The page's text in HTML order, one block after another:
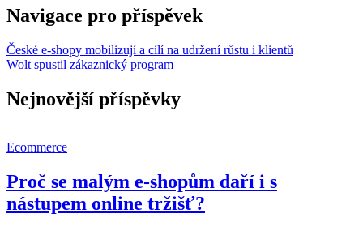
Navigace pro příspěvek
České e-shopy mobilizují a cílí na udržení růstu i klientů
Wolt spustil zákaznický program
Nejnovější příspěvky
Ecommerce
Proč se malým e-shopům daří i s
nástupem online tržišť?